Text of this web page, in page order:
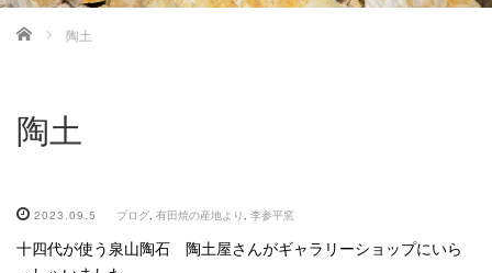
Home 陶土
陶土
2023.09.5 ブログ, 有田焼の産地より, 李参平窯
十四代が使う泉山陶石 陶土屋さんがギャラリーショップにいら